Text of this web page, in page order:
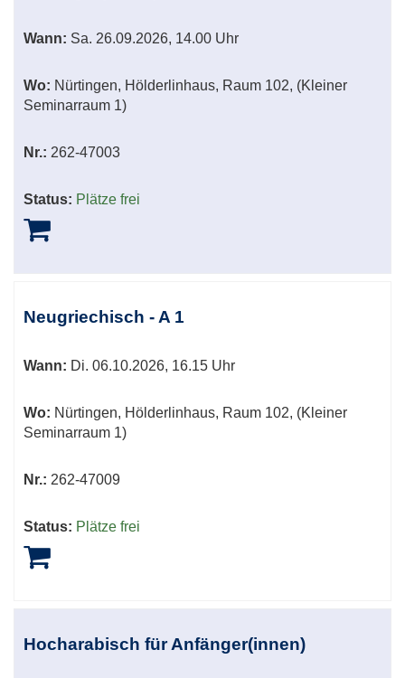
Wann: Sa. 26.09.2026, 14.00 Uhr
Wo: Nürtingen, Hölderlinhaus, Raum 102, (Kleiner
Seminarraum 1)
Nr.: 262-47003
Status: Plätze frei
Neugriechisch - A 1
Wann: Di. 06.10.2026, 16.15 Uhr
Wo: Nürtingen, Hölderlinhaus, Raum 102, (Kleiner
Seminarraum 1)
Nr.: 262-47009
Status: Plätze frei
Hocharabisch für Anfänger(innen)